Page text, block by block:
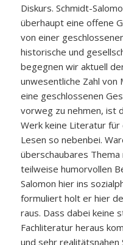
Diskurs. Schmidt-
überhaupt eine offene
von einer
historische und
begegnen wir aktuell
unwesentliche Zahl von
eine geschlossenen
vorweg zu nehmen, ist
Werk keine Literatur
Lesen so nebenbei.
überschaubares
teilweise humorvollen
Salomon hier ins
formuliert holt er hier
raus. Dass dabei keine
Fachliteratur heraus
und sehr realitätsnahen